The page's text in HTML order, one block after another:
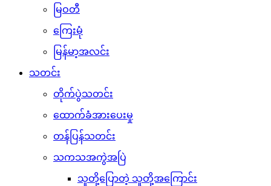
မြဝတီ
ကြေးမုံ
မြန်မာ့အလင်း
သတင်း
တိုက်ပွဲသတင်း
ထောက်ခံအားပေးမှု
တန်ပြန်သတင်း
သကသအကွဲအပြဲ
သူတို့ပြောတဲ့ သူတို့အကြောင်း